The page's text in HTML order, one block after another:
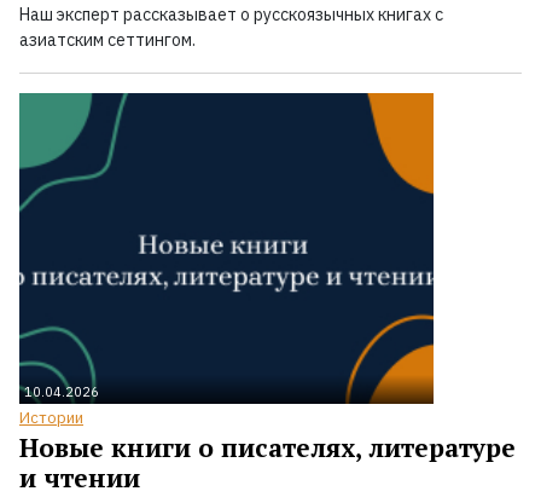
Наш эксперт рассказывает о русскоязычных книгах с
азиатским сеттингом.
10.04.2026
Истории
Новые книги о писателях, литературе
и чтении